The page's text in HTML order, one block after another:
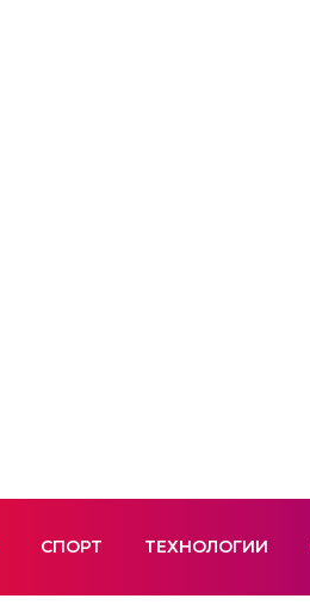
СПОРТ ТЕХНОЛОГИИ